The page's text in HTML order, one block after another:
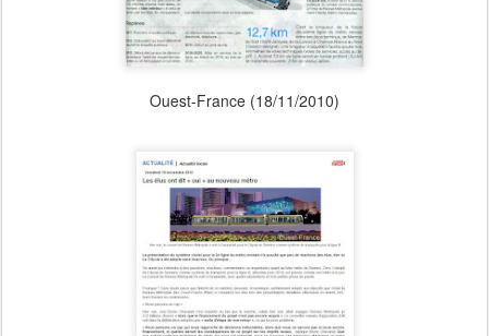
Ouest-France (18/11/2010)